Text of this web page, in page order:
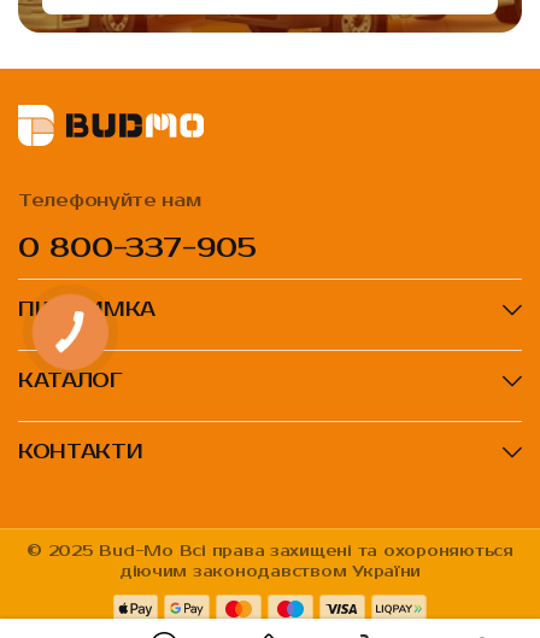
Телефонуйте нам
0 800-337-905
ПІДТРИМКА
КАТАЛОГ
КОНТАКТИ
© 2025 Bud-Mo Всі права захищені та охороняються
діючим законодавством України